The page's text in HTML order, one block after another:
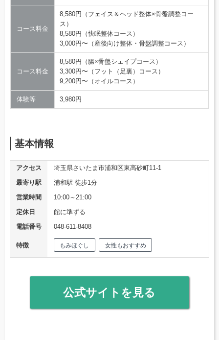
コース料金
8,580円（フェイス＆ヘッド整体×骨盤調整コー
ス）
8,580円（快眠整体コース）
3,000円〜（産後向け整体・骨盤調整コース）
コース料金
8,580円（腸×骨盤シェイプコース）
3,300円〜（フット（足裏）コース）
9,200円〜（オイルコース）
体験等 3,980円
基本情報
アクセス
埼玉県さいたま市浦和区東高砂町11-1
最寄り駅
浦和駅 徒歩1分
営業時間
10:00～21:00
定休日
館に準ずる
電話番号
048-611-8408
特徴 もみほぐし 女性もおすすめ
公式サイトを見る